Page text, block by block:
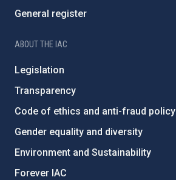
General register
ABOUT THE IAC
Legislation
Transparency
Code of ethics and anti-fraud policy
Gender equality and diversity
Environment and Sustainability
Forever IAC